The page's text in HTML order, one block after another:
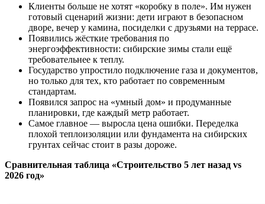
Клиенты больше не хотят «коробку в поле». Им нужен
готовый сценарий жизни: дети играют в безопасном
дворе, вечер у камина, посиделки с друзьями на террасе.
Появились жёсткие требования по
энергоэффективности: сибирские зимы стали ещё
требовательнее к теплу.
Государство упростило подключение газа и документов,
но только для тех, кто работает по современным
стандартам.
Появился запрос на «умный дом» и продуманные
планировки, где каждый метр работает.
Самое главное — выросла цена ошибки. Переделка
плохой теплоизоляции или фундамента на сибирских
грунтах сейчас стоит в разы дороже.
Сравнительная таблица «Строительство 5 лет назад vs
2026 год»